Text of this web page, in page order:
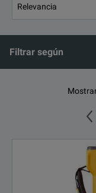
Filtrar según